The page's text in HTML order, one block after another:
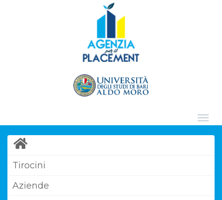
Tirocini
Aziende